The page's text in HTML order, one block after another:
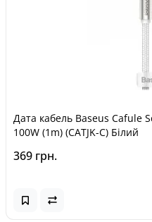
Дата кабель Baseus Cafule
100W (1m) (CATJK-C) Білий
369 грн.